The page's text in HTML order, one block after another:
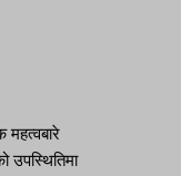
उपस्थितिमा